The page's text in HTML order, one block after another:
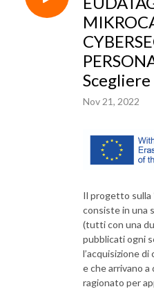
Nov 21, 2022
Il progetto sulla
consiste in una
(tutti con una
pubblicati ogni
l’acquisizione
e che arrivano
ragionato per